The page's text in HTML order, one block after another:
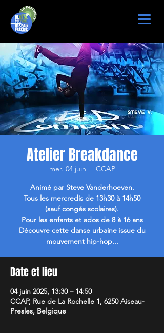
Atelier Breakdance
mer. 04 juin
  |
CCAP
Animé par Steve Vanderhoeven.
Tous les mercredis de 13h30 à 14h50
(sauf congés scolaires).
Pour les enfants et ados de 8 à 16 ans
Découvre cette danse urbaine issue du
mouvement hip-hop...
Date et lieu
04 juin 2025, 13:30 – 14:50
CCAP, Rue de La Rochelle 1, 6250 Aiseau-
Presles, Belgique